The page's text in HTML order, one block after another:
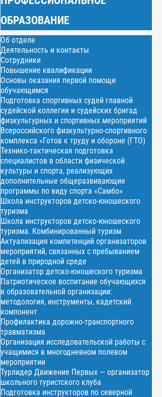
ОБРАЗОВАНИЕ
Об отделе
Деятельность и контакты
Сотрудники
Повышение квалификации
Основы оказания первой помощи
обучающимся
Подготовка спортивных судей главной
судейской коллегии и судейских бригад
физкультурных и спортивных мероприятий
Всероссийского физкультурно-спортивного
комплекса «Готов к труду и обороне (ГТО)
Технико-тактическая подготовка
специалистов в области физической
культуры и спорта, реализующих
дополнительные общеразвивающие
программы по виду спорта «Самбо»
Школа инструкторов детско-юношеского
туризма
Школа инструкторов детско-юношеского
туризма. Комбинированный туризм
Актуализация компетенций организаторов
мероприятий, связанных с пребыванием
детей в природной среде
Организатор детско-юношеского туризма
Патриотическое воспитание обучающихся
в образовательной организации:
методология, инструменты, кадетский
компонент
Профилактика дорожно-транспортного
травматизма
Организация исследовательской работы с
учащимися в многодневном полевом
мероприятии
Турлидер Движение Первых — организатор
школьного туристского клуба
Подготовка инструкторов по северной